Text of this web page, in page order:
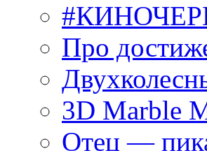
Про
3D Marble
Отец —